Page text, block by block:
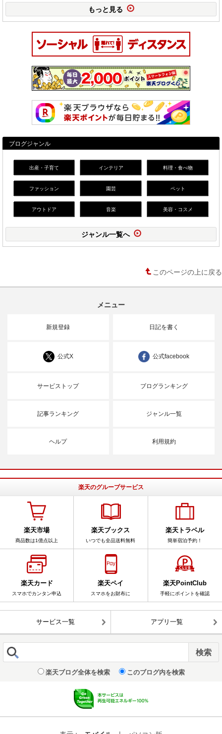
もっと見る
ブログジャンル
出産・子育て インテリア 料理・食べ物
ファッション 園芸 ペット
アウトドア 音楽 美容・コスメ
ジャンル一覧へ
このページの上に戻る
メニュー
新規登録 日記を書く
公式X 公式facebook
サービストップ ブログランキング
記事ランキング ジャンル一覧
ヘルプ 利用規約
楽天のグループサービス
楽天市場
商品数は1億点以上
楽天ブックス
いつでも全品送料無料
楽天トラベル
簡単宿泊予約！
楽天カード
スマホでカンタン申込
楽天ペイ
スマホをお財布に
楽天PointClub
手軽にポイントを確認
サービス一覧 アプリ一覧
楽天ブログ全体を検索 このブログ内を検索